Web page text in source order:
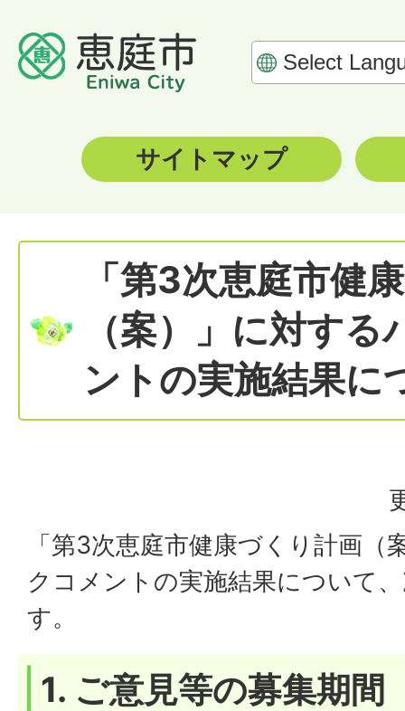
サイトマップ
「第3次恵庭市健
（案）」に対す
ントの実施結果に
「第3次恵庭市健康づくり計画
クコメントの実施結果について
す。
1. ご意見等の募集期間